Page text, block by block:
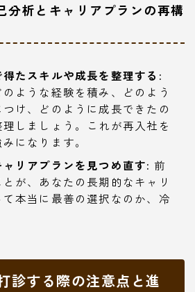
分析とキャリアプランの再構
たスキルや成長を整理する:
ような経験を積み、どのよう
け、どのように成長できたの
しましょう。これが再入社を
になります。
リアプランを見つめ直す: 前
が、あなたの長期的なキャリ
本当に最善の選択なのか、冷
診する際の注意点と進